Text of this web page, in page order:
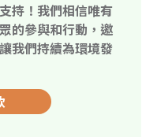
持！我們相信唯有
的參與和行動，邀
我們持續為環境發